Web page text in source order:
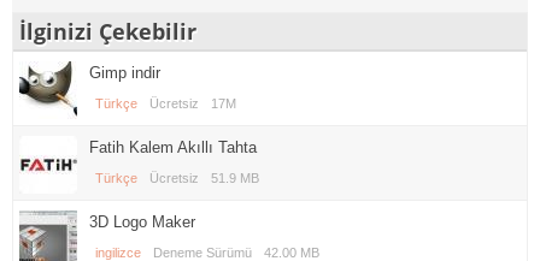
İlginizi Çekebilir
Gimp indir
Türkçe Ücretsiz 17M
Fatih Kalem Akıllı Tahta
Türkçe Ücretsiz 51.9 MB
3D Logo Maker
ingilizce Deneme Sürümü 42.00 MB